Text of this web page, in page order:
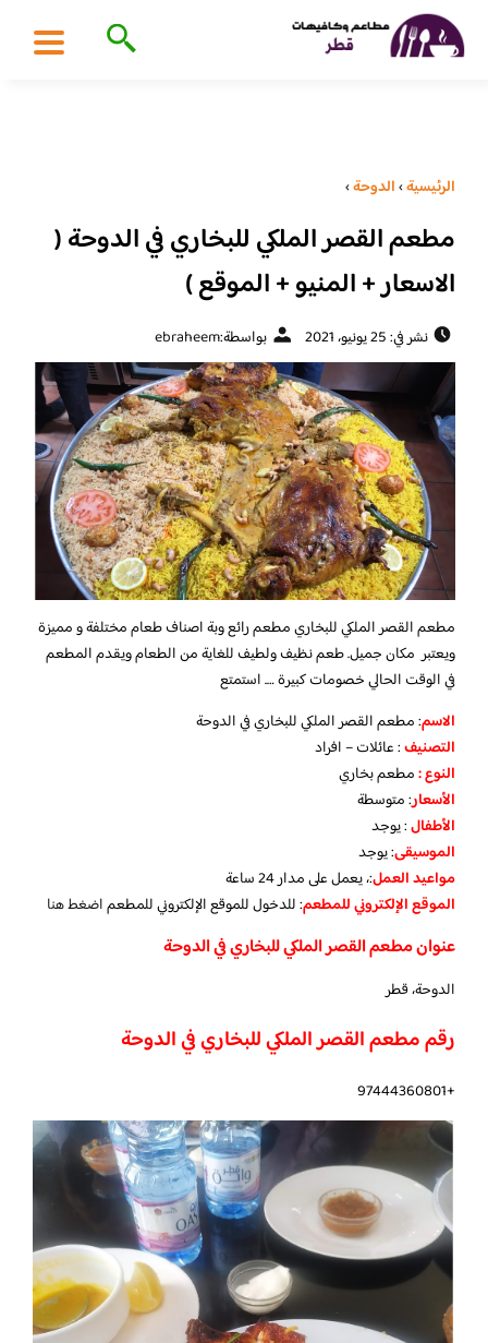
الرئيسية›الدوحة›
مطعم القصر الملكي للبخاري في الدوحة (
الاسعار + المنيو + الموقع )
نشر في: 25 يونيو، 2021 بواسطة:ebraheem
مطعم القصر الملكي للبخاري مطعم رائع وبة اصناف طعام مختلفة و مميزة
ويعتبر مكان جميل. طعم نظيف ولطيف للغاية من الطعام ويقدم المطعم
في الوقت الحالي خصومات كبيرة …. استمتع
الاسم: مطعم القصر الملكي للبخاري في الدوحة
التصنيف: عائلات – افراد
النوع :مطعم بخاري
الأسعار:متوسطة
الأطفال:يوجد
الموسيقى:يوجد
مواعيد العمل:، يعمل على مدار 24 ساعة
الموقع الإلكتروني للمطعم: للدخول للموقع الإلكتروني للمطعماضغط هنا
عنوان مطعم القصر الملكي للبخاري في الدوحة
الدوحة، قطر
رقم مطعم القصر الملكي للبخاري في الدوحة
+97444360801